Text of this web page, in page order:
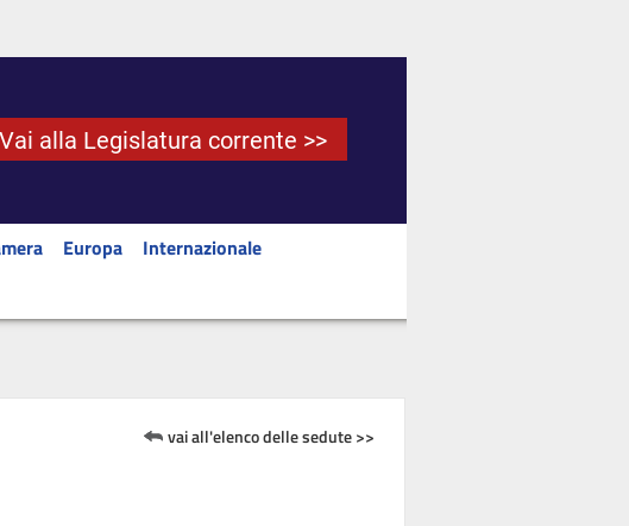
Vai alla Legislatura corrente >>
Europa
Internazionale
vai all'elenco delle sedute >>